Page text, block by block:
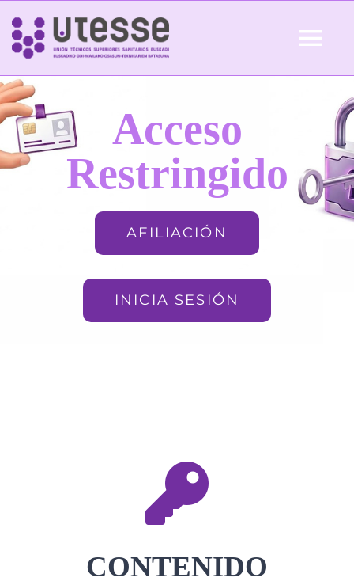
Skip
content
Inicio
QUIÉNES SOMOS Acceso
Restringido
AFILIACIÓN
INICIA SESIÓN
CONTENIDO